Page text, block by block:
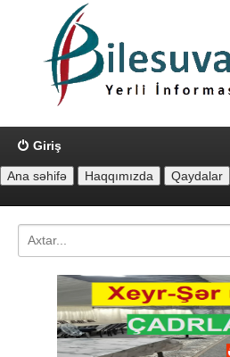
Giriş